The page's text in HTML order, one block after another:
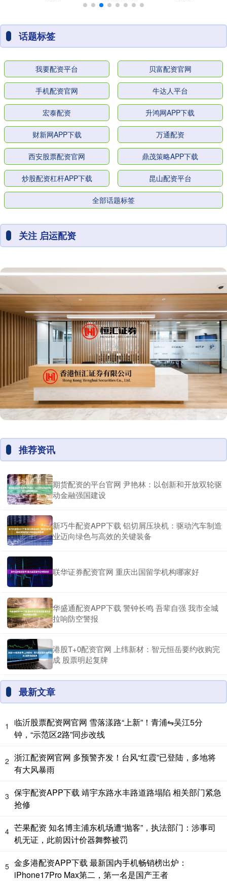
话题标签
我要配资平台 贝富配资官网
手机配资官网 牛达人平台
宏泰配资 升鸿网APP下载
财新网APP下载 万通配资
西安股票配资官网 鼎茂策略APP下载
炒股配资杠杆APP下载 昆山配资平台
全部话题标签
关注 启运配资
推荐资讯
期货配资的平台官网 尹艳林：以创新和开放双轮驱
动金融强国建设
新巧牛配资APP下载 铝切屑压块机：驱动汽车制造
业迈向绿色与高效的关键装备
联华证券配资官网 重庆出国留学机构哪家好
华盛通配资APP下载 警钟长鸣 吾辈自强 我市全城
拉响防空警报
港股T+0配资官网 上纬新材：智元恒岳要约收购完
成 股票明起复牌
最新文章
1
临沂股票配资网官网 雪落漾路“上新”！青浦⇋吴江5分
钟，“示范区2路”同步改线
2 浙江配资网官网 多预警齐发！台风“红霞”已登陆，多地将
有大风暴雨
3 保宇配资APP下载 靖宇东路水丰路道路塌陷 相关部门紧急
抢修
4 芒果配资 知名博主浦东机场遭“抛客”，执法部门：涉事司
机无证，此前因计价器舞弊被罚
5 金多港配资APP下载 最新国内手机畅销榜出炉：
iPhone17Pro Max第二，第一名是国产王者